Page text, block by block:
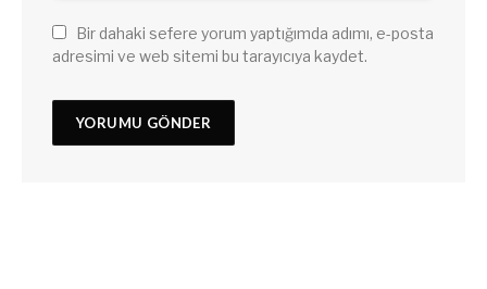
Bir dahaki sefere yorum yaptığımda adımı, e-posta
adresimi ve web sitemi bu tarayıcıya kaydet.